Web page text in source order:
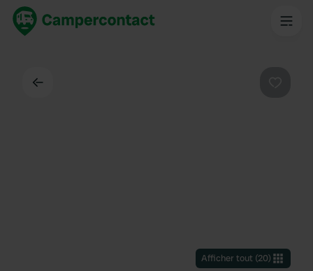
Afficher tout(20)